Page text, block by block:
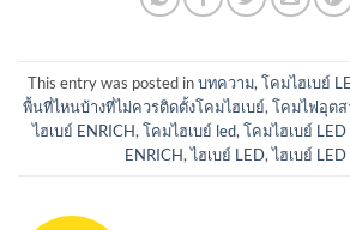
This entry was posted inบทความ, โคมไฮเบย์
พื้นที่ไหนบ้างที่ไม่ควรติดตั้งโคมไฮเบย์, โคมไฟอุต
ไฮเบย์ ENRICH, โคมไฮเบย์ led, โคมไฮเบย์ LED
ENRICH,ไฮเบย์ LED,ไฮเบย์